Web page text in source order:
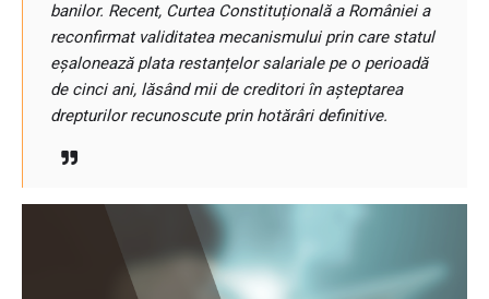
banilor. Recent, Curtea Constituțională a României a
reconfirmat validitatea mecanismului prin care statul
eșalonează plata restanțelor salariale pe o perioadă
de cinci ani, lăsând mii de creditori în așteptarea
drepturilor recunoscute prin hotărâri definitive.